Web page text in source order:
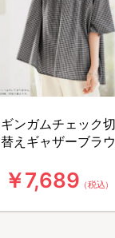
ギンガムチェック切
替えギャザーブラウ
￥7,689 （税込）